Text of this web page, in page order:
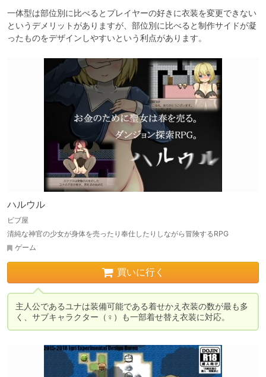
一体型は部位別に比べるとプレイヤーの好きに衣装を変更できない
というデメリットがありますが、部位別に比べると制作サイドが凝
ったものをデザインしやすいという利点があります。
ハルウル
ビブ屋
清純な神官の少女が身体を売ったり奉仕したりしながら冒険するRPG
ゲーム
買いに行く
主人公であるユナは装備可能である着せかえ衣装の数が最も多
く、サブキャラクター（♀）も一部着せ替え衣装に対応。